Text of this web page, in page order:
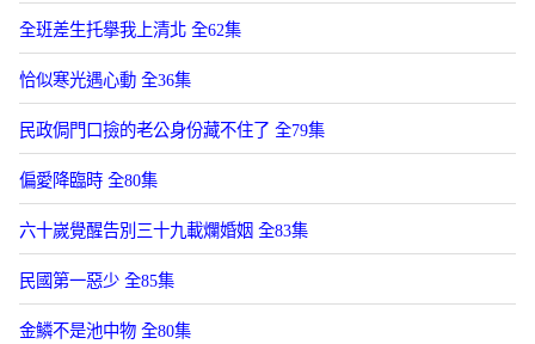
全班差生托擧我上清北 全62集
恰似寒光遇心動 全36集
民政侷門口撿的老公身份藏不住了 全79集
偏愛降臨時 全80集
六十嵗覺醒告別三十九載爛婚姻 全83集
民國第一惡少 全85集
金鱗不是池中物 全80集